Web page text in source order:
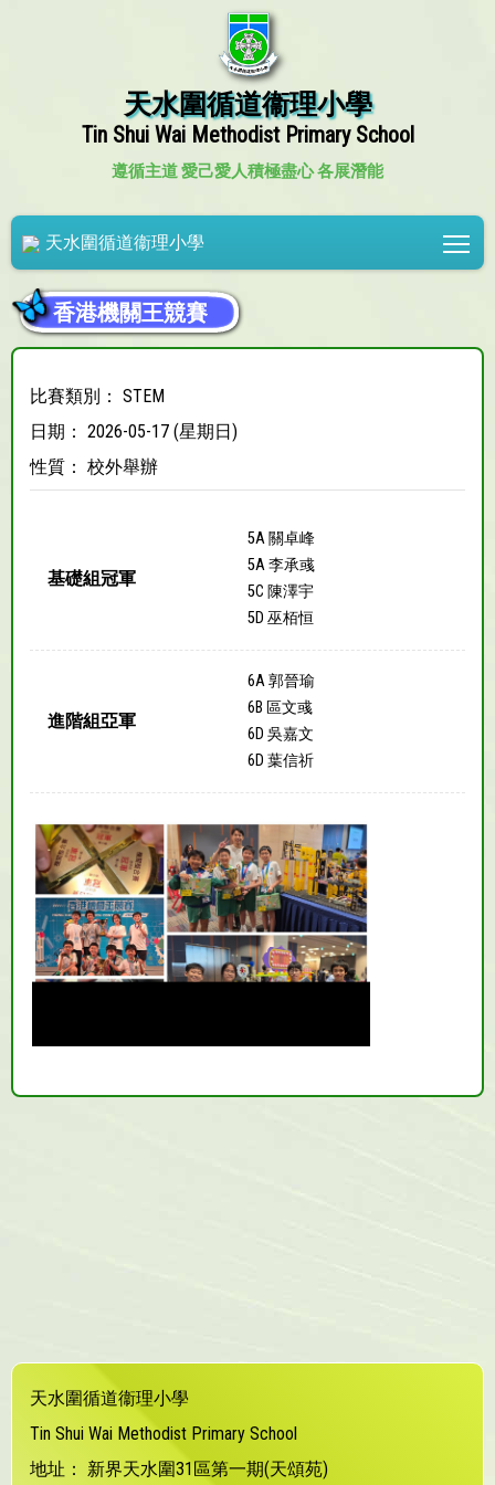
天水圍循道衞理小學
Tin Shui Wai Methodist Primary School
遵循主道 愛己愛人積極盡心 各展潛能
天水圍循道衞理小學
香港機關王競賽
比賽類別： STEM
日期： 2026-05-17 (星期日)
性質： 校外舉辦
基礎組冠軍
5A 關卓峰
5A 李承彧
5C 陳澤宇
5D 巫栢恒
進階組亞軍
6A 郭晉瑜
6B 區文彧
6D 吳嘉文
6D 葉信祈
天水圍循道衞理小學
Tin Shui Wai Methodist Primary School
地址：
新界天水圍31區第一期(天頌苑)